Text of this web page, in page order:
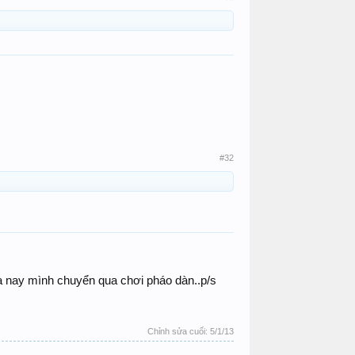
#32
nay mình chuyển qua chơi pháo dàn..p/s
Chỉnh sửa cuối: 5/1/13